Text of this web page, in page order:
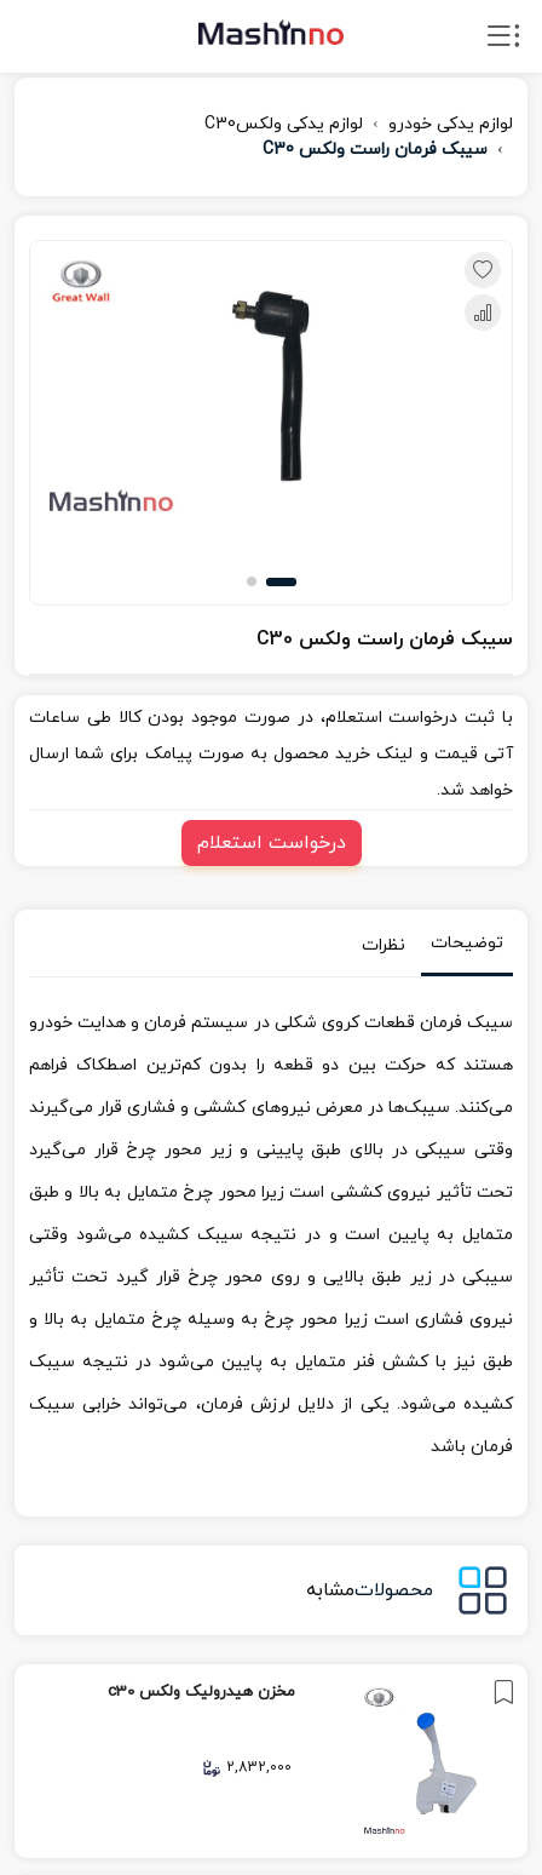
لوازم یدکی خودرو
لوازم یدکی ولکسC30
سیبک فرمان راست ولکس C30
سیبک فرمان راست ولکس C30
با ثبت درخواست استعلام، در صورت موجود بودن کالا طی ساعات
آتی قیمت و لینک خرید محصول به صورت پیامک برای شما ارسال
خواهد شد.
درخواست استعلام
توضیحات نظرات
سیبک فرمان قطعات کروی شکلی در سیستم فرمان و هدایت خودرو
هستند که حرکت بین دو قطعه را بدون کم‌ترین اصطکاک فراهم
می‌کنند. سیبک‌ها در معرض نیروهای کششی و فشاری قرار می‌گیرند
وقتی سیبکی در بالای طبق پایینی و زیر محور چرخ قرار می‌گیرد
تحت تأثیر نیروی کششی است زیرا محور چرخ متمایل به بالا و طبق
متمایل به پایین است و در نتیجه سیبک کشیده می‌شود وقتی
سیبکی در زیر طبق بالایی و روی محور چرخ قرار گیرد تحت تأثیر
نیروی فشاری است زیرا محور چرخ به وسیله چرخ متمایل به بالا و
طبق نیز با کشش فنر متمایل به پایین می‌شود در نتیجه سیبک
کشیده می‌شود. یکی از دلایل لرزش فرمان، می‌تواند خرابی سیبک
فرمان باشد
محصولاتمشابه
مخزن هیدرولیک ولکس c30
2,832,000